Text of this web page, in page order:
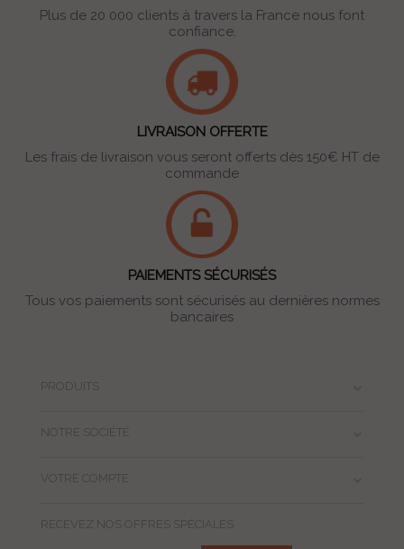
Plus de 20 000 clients à travers la France nous font
confiance.
LIVRAISON OFFERTE
Les frais de livraison vous seront offerts dès 150€ HT de
commande
PAIEMENTS SÉCURISÉS
Tous vos paiements sont sécurisés au dernières normes
bancaires
PRODUITS
NOTRE SOCIÉTÉ
VOTRE COMPTE
RECEVEZ NOS OFFRES SPÉCIALES